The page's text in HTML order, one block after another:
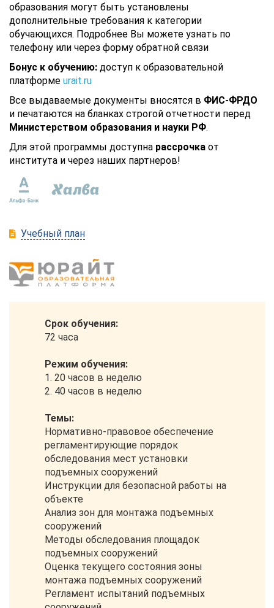
образования могут быть установлены
дополнительные требования к категории
обучающихся. Подробнее Вы можете узнать по
телефону или через форму обратной связи
Бонус к обучению: доступ к образовательной
платформе urait.ru
Все выдаваемые документы вносятся в ФИС-ФРДО
и печатаются на бланках строгой отчетности перед
Министерством образования и науки РФ.
Для этой программы доступна рассрочка от
института и через наших партнеров!
Учебный план
Срок обучения:
72 часа
Режим обучения:
1. 20 часов в неделю
2. 40 часов в неделю
Темы:
Нормативно-правовое обеспечение
регламентирующие порядок
обследования мест установки
подъемных сооружений
Инструкции для безопасной работы на
объекте
Анализ зон для монтажа подъемных
сооружений
Методы обследования площадок
подъемных сооружений
Оценка текущего состояния зоны
монтажа подъемных сооружений
Регламент испытаний подъемных